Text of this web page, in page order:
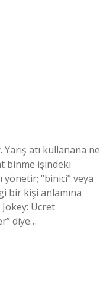
atı kullanana ne
binme işindeki
yönetir; “binici” veya
bir kişi anlamına
Ücret
diye…